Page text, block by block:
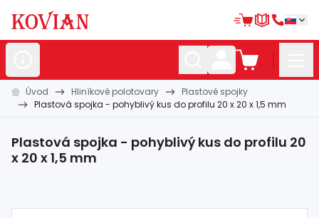
Nerezovépolotovary
Kované polotovary
Bránovésystémy
Úvod Hliníkové polotovary
Plastové spojky
Plastová spojka - pohyblivý kus do profilu 20 x 20 x 1,5 mm
Plastová spojka - pohyblivý kus do profilu 20
x 20 x 1,5 mm